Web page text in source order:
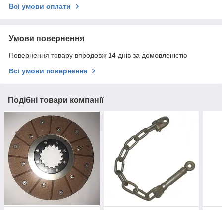
Всі умови оплати
Умови повернення
Повернення товару впродовж 14 днів за домовленістю
Всі умови повернення
Подібні товари компанії